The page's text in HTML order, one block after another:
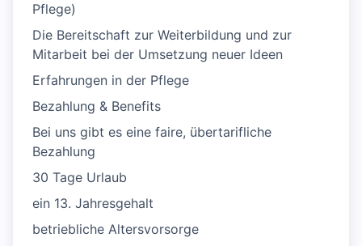
Pflege)
Die Bereitschaft zur Weiterbildung und zur
Mitarbeit bei der Umsetzung neuer Ideen
Erfahrungen in der Pflege
Bezahlung & Benefits
Bei uns gibt es eine faire, übertarifliche
Bezahlung
30 Tage Urlaub
ein 13. Jahresgehalt
betriebliche Altersvorsorge